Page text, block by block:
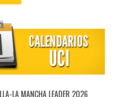
LA MANCHA LEADER 2026